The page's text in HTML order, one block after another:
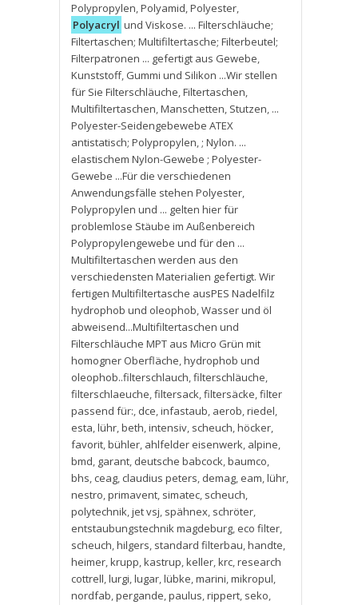
Polypropylen,Polyamid,Polyester,
Polyacryl und Viskose. ... Filterschläuche;
Filtertaschen; Multifiltertasche; Filterbeutel;
Filterpatronen ... gefertigt aus Gewebe,
Kunststoff, Gummi und Silikon ...Wir stellen
für Sie Filterschläuche,Filtertaschen,
Multifiltertaschen,Manschetten, Stutzen, ...
Polyester-Seidengebewebe ATEX
antistatisch; Polypropylen, ; Nylon. ...
elastischem Nylon-Gewebe ; Polyester-
Gewebe ...Für die verschiedenen
Anwendungsfälle stehen Polyester,
Polypropylen und ... gelten hier für
problemlose Stäube im Außenbereich
Polypropylengewebe und für den ...
Multifiltertaschen werden aus den
verschiedensten Materialien gefertigt. Wir
fertigen Multifiltertasche ausPES Nadelfilz
hydrophob und oleophob,Wasser und öl
abweisend...Multifiltertaschen und
Filterschläuche MPT aus Micro Grün mit
homogner Oberfläche,hydrophob und
oleophob..filterschlauch,filterschläuche,
filterschlaeuche,filtersack,filtersäcke,filter
passend für:, dce,infastaub, aerob,riedel,
esta,lühr,beth,intensiv, scheuch,höcker,
favorit,bühler, ahlfelder eisenwerk, alpine,
bmd, garant, deutsche babcock,baumco,
bhs, ceag, claudius peters, demag, eam,lühr,
nestro,primavent, simatec, scheuch,
polytechnik,jet vsj, spähnex, schröter,
entstaubungstechnik magdeburg, eco filter,
scheuch,hilgers, standard filterbau,handte,
heimer,krupp,kastrup,keller,krc,research
cottrell,lurgi,lugar,lübke,marini,mikropul,
nordfab,pergande,paulus,rippert, seko,